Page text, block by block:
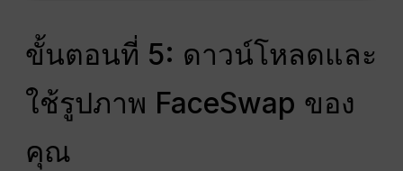
ขั้นตอนที่ 5: ดาวน์โหลดและ
ใช้รูปภาพ FaceSwap ของ
คุณ